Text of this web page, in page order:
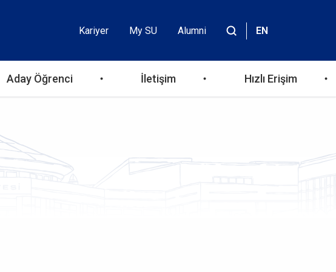
Header
Top
Kariyer My SU
Alumni
EN
Aday Öğrenci İletişim Hızlı Erişim